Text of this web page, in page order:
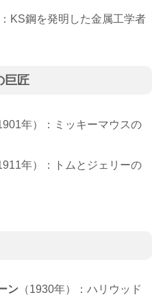
：KS鋼を発明した金属工学者
巨匠
1901年）：ミッキーマウスの
1911年）：トムとジェリーの
ン （1930年）：ハリウッド